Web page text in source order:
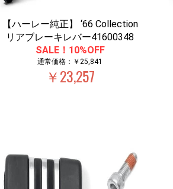
【ハーレー純正】 ‘66 Collection
リアブレーキレバー41600348
SALE！10%OFF
通常価格：￥25,841
￥23,257